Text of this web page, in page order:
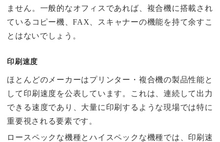
ません。一般的なオフィスであれば、複合機に搭載され
ているコピー機、FAX、スキャナーの機能を持て余すこ
とはないでしょう。
印刷速度
ほとんどのメーカーはプリンター・複合機の製品性能と
して印刷速度を公表しています。これは、連続して出力
できる速度であり、大量に印刷するような現場では特に
重要視される要素です。
ロースペックな機種とハイスペックな機種では、印刷速